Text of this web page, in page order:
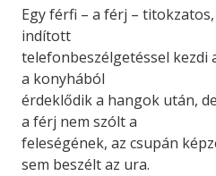
Egy férfi – a férj –
indított
telefonbeszélgetéssel kezdi
a konyhából
érdeklődik a hangok után,
a férj nem szólt a
feleségének, az csupán
sem beszélt az ura.